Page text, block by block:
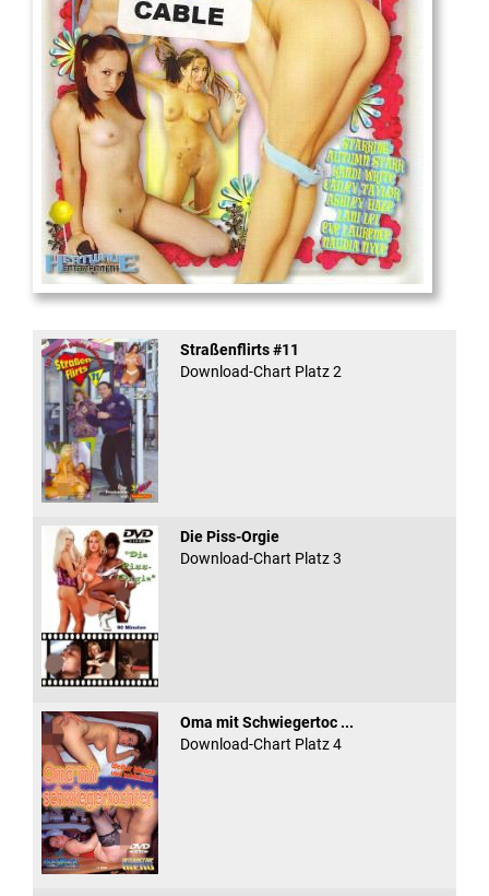
And Confused #8 - ...
Straßenflirts #11
Download-Chart Platz 2
Die Piss-Orgie
Download-Chart Platz 3
Oma mit Schwiegertoc ...
Download-Chart Platz 4